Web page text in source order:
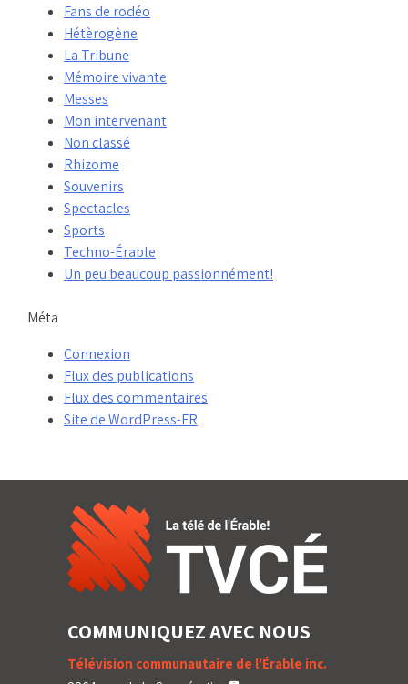
Fans de rodéo
Hétèrogène
La Tribune
Mémoire vivante
Messes
Mon intervenant
Non classé
Rhizome
Souvenirs
Spectacles
Sports
Techno-Érable
Un peu beaucoup passionnément!
Méta
Connexion
Flux des publications
Flux des commentaires
Site de WordPress-FR
COMMUNIQUEZ AVEC NOUS
Télévision communautaire de l'Érable inc.